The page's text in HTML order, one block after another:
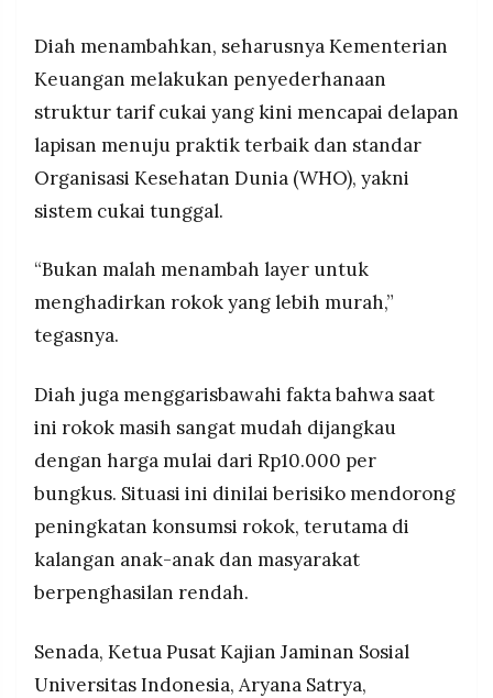
Diah menambahkan, seharusnya Kementerian
Keuangan melakukan penyederhanaan
struktur tarif cukai yang kini mencapai delapan
lapisan menuju praktik terbaik dan standar
Organisasi Kesehatan Dunia (WHO), yakni
sistem cukai tunggal.
“Bukan malah menambah layer untuk
menghadirkan rokok yang lebih murah,”
tegasnya.
Diah juga menggarisbawahi fakta bahwa saat
ini rokok masih sangat mudah dijangkau
dengan harga mulai dari Rp10.000 per
bungkus. Situasi ini dinilai berisiko mendorong
peningkatan konsumsi rokok, terutama di
kalangan anak-anak dan masyarakat
berpenghasilan rendah.
Senada, Ketua Pusat Kajian Jaminan Sosial
Universitas Indonesia, Aryana Satrya,